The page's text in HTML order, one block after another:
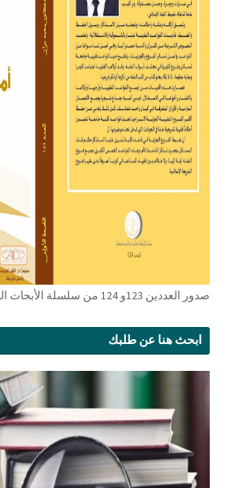
صدور العددين 123و 124 من سلسلة الأبحاث المعمقة بتاريخ 01/09/2024
ابحث هنا عن طلبك